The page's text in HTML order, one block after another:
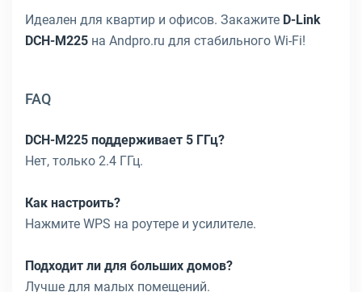
Идеален для квартир и офисов. Закажите D-Link
DCH-M225 на Andpro.ru для стабильного Wi-Fi!
FAQ
DCH-M225 поддерживает 5 ГГц?
Нет, только 2.4 ГГц.
Как настроить?
Нажмите WPS на роутере и усилителе.
Подходит ли для больших домов?
Лучше для малых помещений.